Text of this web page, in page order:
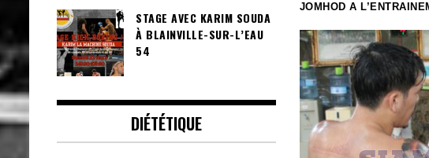
JOMHOD A
STAGE AVEC KARIM SOUDA
À BLAINVILLE-SUR-L’EAU
54
DIÉTÉTIQUE